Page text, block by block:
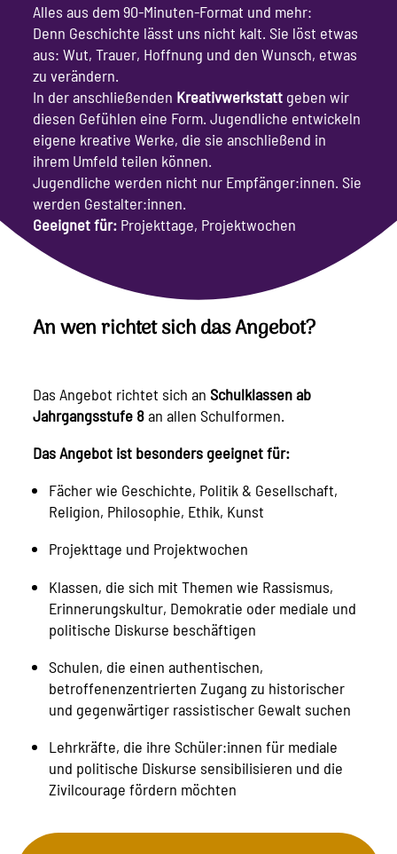
Alles aus dem 90-Minuten-Format und mehr:
Denn Geschichte lässt uns nicht kalt. Sie löst etwas
aus: Wut, Trauer, Hoffnung und den Wunsch, etwas
zu verändern.
In der anschließenden Kreativwerkstattgeben wir
diesen Gefühlen eine Form. Jugendliche entwickeln
eigene kreative Werke, die sie anschließend in
ihrem Umfeld teilen können.
Jugendliche werden nicht nur Empfänger:innen. Sie
werden Gestalter:innen.
Geeignet für:Projekttage, Projektwochen
An wen richtet sich das Angebot?
Das Angebot richtet sich an Schulklassen ab
Jahrgangsstufe 8an allen Schulformen.
Das Angebot ist besonders geeignet für:
Fächer wie Geschichte, Politik & Gesellschaft,
Religion, Philosophie, Ethik, Kunst
Projekttage und Projektwochen
Klassen, die sich mit Themen wie Rassismus,
Erinnerungskultur, Demokratie oder mediale und
politische Diskurse beschäftigen
Schulen, die einen authentischen,
betroffenenzentrierten Zugang zu historischer
und gegenwärtiger rassistischer Gewalt suchen
Lehrkräfte, die ihre Schüler:innen fürmediale
und politische Diskurse sensibilisieren und die
Zivilcourage fördern möchten